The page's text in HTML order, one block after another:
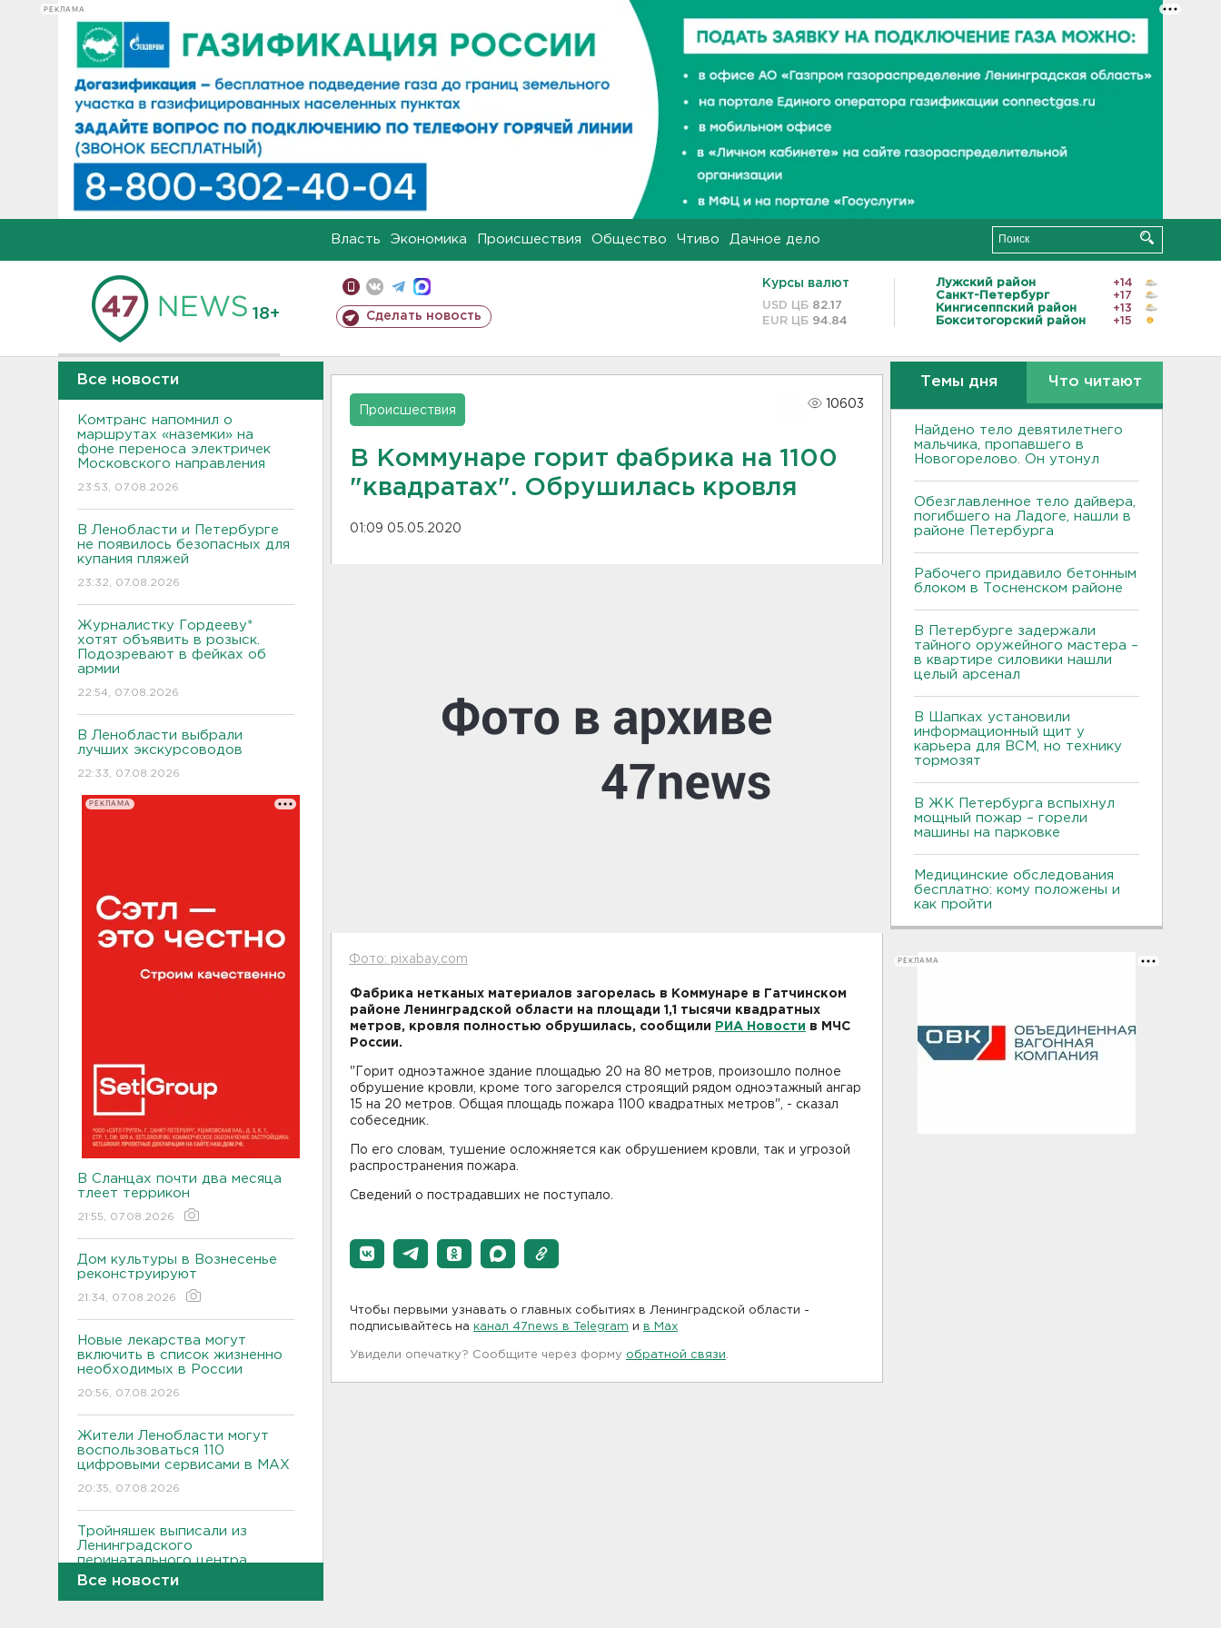
РЕКЛАМА
Власть Экономика Происшествия Общество Чтиво Дачное дело
18+ Сделать новость
Курсы валют
USD ЦБ 82.17
EUR ЦБ 94.84
Лужский район
+14
Санкт-Петербург
+17
Кингисеппский район
+13
Бокситогорский район
+15
Все новости
Комтранс напомнил о
маршрутах «наземки» на
фоне переноса электричек
Московского направления
23:53, 07.08.2026
В Ленобласти и Петербурге
не появилось безопасных для
купания пляжей
23:32, 07.08.2026
Журналистку Гордееву*
хотят объявить в розыск.
Подозревают в фейках об
армии
22:54, 07.08.2026
В Ленобласти выбрали
лучших экскурсоводов
22:33, 07.08.2026
РЕКЛАМА
В Сланцах почти два месяца
тлеет террикон
21:55, 07.08.2026
Дом культуры в Вознесенье
реконструируют
21:34, 07.08.2026
Новые лекарства могут
включить в список жизненно
необходимых в России
20:56, 07.08.2026
Жители Ленобласти могут
воспользоваться 110
цифровыми сервисами в МАХ
20:35, 07.08.2026
Тройняшек выписали из
Ленинградского
перинатального центра
20:16, 07.08.2026
Все новости
Происшествия
10603
В Коммунаре горит фабрика на 1100
"квадратах". Обрушилась кровля
01:09 05.05.2020
Фото: pixabay.com
Фабрика нетканых материалов загорелась в Коммунаре в Гатчинском
районе Ленинградской области на площади 1,1 тысячи квадратных
метров, кровля полностью обрушилась, сообщили
РИА Новости в МЧС
России.
"Горит одноэтажное здание площадью 20 на 80 метров, произошло полное
обрушение кровли, кроме того загорелся строящий рядом одноэтажный ангар
15 на 20 метров. Общая площадь пожара 1100 квадратных метров", - сказал
собеседник.
По его словам, тушение осложняется как обрушением кровли, так и угрозой
распространения пожара.
Сведений о пострадавших не поступало.
Чтобы первыми узнавать о главных событиях в Ленинградской области -
подписывайтесь на канал 47news в Telegram и в Maх
Увидели опечатку? Сообщите через форму обратной связи
Темы дня Что читают
Найдено тело девятилетнего
мальчика, пропавшего в
Новогорелово. Он утонул
Обезглавленное тело дайвера,
погибшего на Ладоге, нашли в
районе Петербурга
Рабочего придавило бетонным
блоком в Тосненском районе
В Петербурге задержали
тайного оружейного мастера –
в квартире силовики нашли
целый арсенал
В Шапках установили
информационный щит у
карьера для ВСМ, но технику
тормозят
В ЖК Петербурга вспыхнул
мощный пожар – горели
машины на парковке
Медицинские обследования
бесплатно: кому положены и
как пройти
РЕКЛАМА